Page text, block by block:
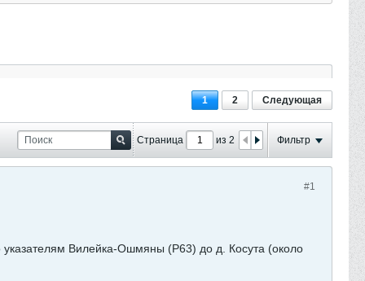
1 2 Следующая
Страница из 2 Фильтр
#1
Вилейка-Ошмяны (Р63) до д. Косута (около